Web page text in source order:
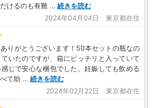
けるのも有難 ... 続きを読む
2024年04月04日 東京都在住
りがとうございます！50本セットの瓶なの
いたのですが、箱にビッチリと入っていて
じで安心な梱包でした。妊娠しても飲める
て助 ... 続きを読む
2024年02月22日 東京都在住